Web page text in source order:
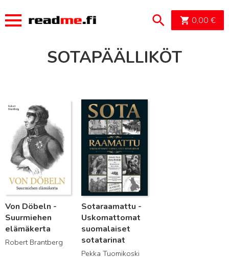
0,00 €
SOTAPÄÄLLIKÖT
Von Döbeln -
Suurmiehen
elämäkerta
Robert Brantberg
Lue lisää
Sotaraamattu -
Uskomattomat
suomalaiset
sotatarinat
Pekka Tuomikoski
Lue lisää